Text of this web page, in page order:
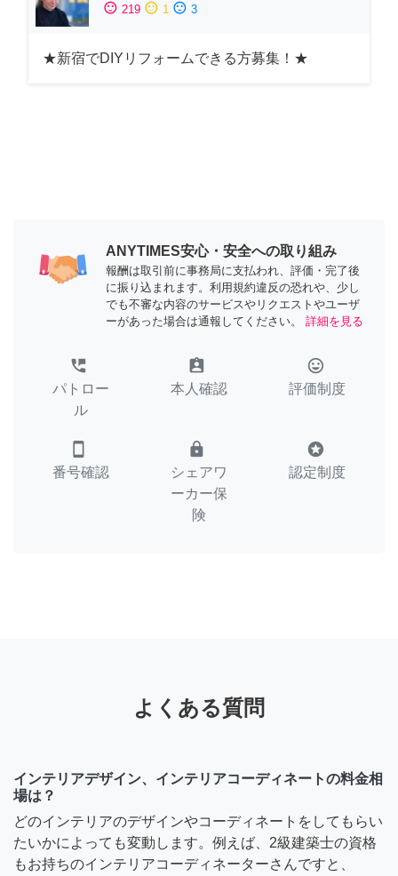
sentiment_satisfied 219 sentiment_neutral 1 sentiment_dissatisfied 3
★新宿でDIYリフォームできる方募集！★
ANYTIMES安心・安全への取り組み
報酬は取引前に事務局に支払われ、評価・完了後
に振り込まれます。利用規約違反の恐れや、少し
でも不審な内容のサービスやリクエストやユーザ
ーがあった場合は通報してください。
詳細を見る
perm_phone_msg
パトロー
ル
assignment_ind
本人確認
tag_faces
評価制度
smartphone
番号確認
lock
シェアワ
ーカー保
険
stars
認定制度
よくある質問
インテリアデザイン、インテリアコーディネートの料金相
場は？
どのインテリアのデザインやコーディネートをしてもらい
たいかによっても変動します。例えば、2級建築士の資格
もお持ちのインテリアコーディネーターさんですと、